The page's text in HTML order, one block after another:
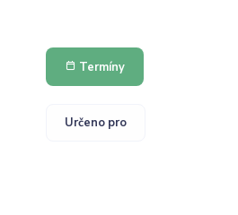
Termíny
Určeno pro